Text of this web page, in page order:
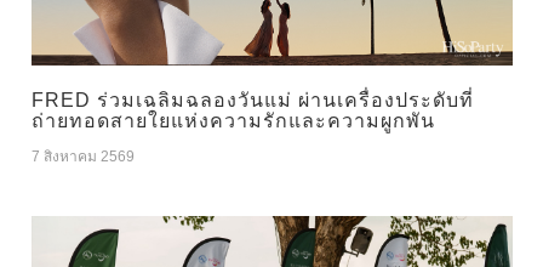
FRED ร่วมเฉลิมฉลองวันแม่ ผ่านเครื่องประดับที่
ถ่ายทอดสายใยแห่งความรักและความผูกพัน
7 สิงหาคม 2569